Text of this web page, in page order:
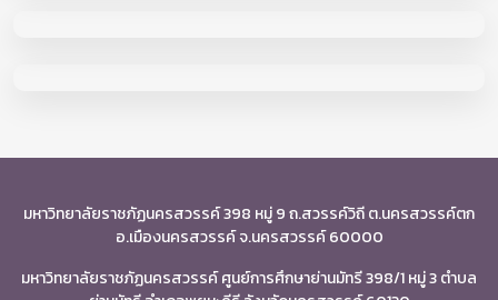
มหาวิทยาลัยราชภัฏนครสวรรค์ 398 หมู่ 9 ถ.สวรรค์วิถี ต.นครสวรรค์ตก
อ.เมืองนครสวรรค์ จ.นครสวรรค์ 60000
มหาวิทยาลัยราชภัฏนครสวรรค์ ศูนย์การศึกษาย่านมัทรี 398/1 หมู่ 3 ตำบล